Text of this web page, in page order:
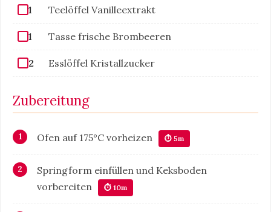
1 Teelöffel Vanilleextrakt
1 Tasse frische Brombeeren
2 Esslöffel Kristallzucker
Zubereitung
Ofen auf 175°C vorheizen ⏱ 5m
Springform einfüllen und Keksboden
vorbereiten
⏱ 10m